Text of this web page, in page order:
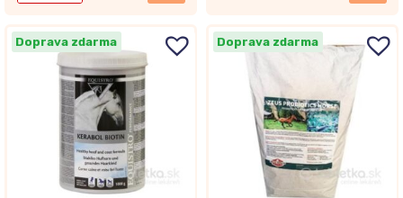
Doprava zdarma Doprava zdarma